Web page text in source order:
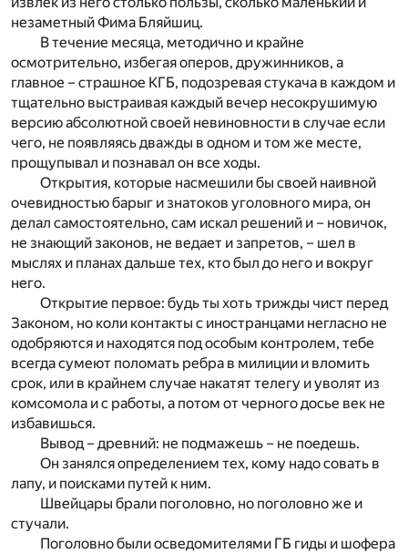
незаметный Фима Бляйшиц.
В течение месяца, методично и крайне
осмотрительно, избегая оперов, дружинников, а
главное – страшное КГБ, подозревая стукача в каждом и
тщательно выстраивая каждый вечер несокрушимую
версию абсолютной своей невиновности в случае если
чего, не появляясь дважды в одном и том же месте,
прощупывал и познавал он все ходы.
Открытия, которые насмешили бы своей наивной
очевидностью барыг и знатоков уголовного мира, он
делал самостоятельно, сам искал решений и – новичок,
не знающий законов, не ведает и запретов, – шел в
мыслях и планах дальше тех, кто был до него и вокруг
него.
Открытие первое: будь ты хоть трижды чист перед
Законом, но коли контакты с иностранцами негласно не
одобряются и находятся под особым контролем, тебе
всегда сумеют поломать ребра в милиции и вломить
срок, или в крайнем случае накатят телегу и уволят из
комсомола и с работы, а потом от черного досье век не
избавишься.
Вывод – древний: не подмажешь – не поедешь.
Он занялся определением тех, кому надо совать в
лапу, и поисками путей к ним.
Швейцары брали поголовно, но поголовно же и
стучали.
Поголовно были осведомителями ГБ гиды и шофера